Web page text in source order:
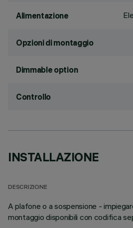
Alimentazione
Opzioni di montaggio
Dimmable option
Controllo
INSTALLAZIONE
DESCRIZIONE
A plafone o a sospensione -
montaggio disponibili con codifica